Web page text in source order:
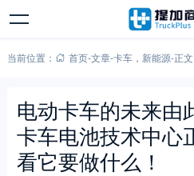
当前位置： 首页-文章-卡车， 新能源-正文
电动卡车的未来由
卡车电池技术中心
看它要做什么！